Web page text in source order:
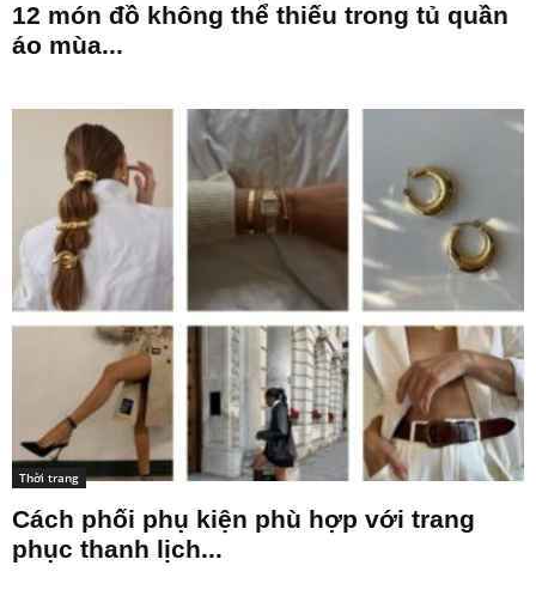
12 món đồ không thể thiếu trong tủ quần
áo mùa...
Thời trang
Cách phối phụ kiện phù hợp với trang
phục thanh lịch...